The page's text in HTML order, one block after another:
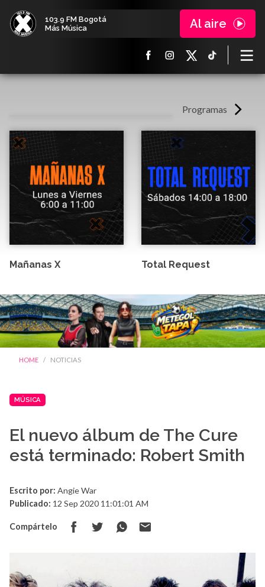
103.9 FM Bogotá
Más Música
Al aire
Programas
Mañanas X Total Request
HOME NOTICIAS
MÚSICA
El nuevo álbum de The Cure
está terminado: Robert Smith
Escrito por: Angie War
Publicado: 12 Sep 2020 11:01:01 AM
Compártelo